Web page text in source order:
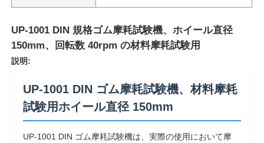
UP-1001 DIN 規格ゴム摩耗試験機、ホイール直径
150mm、回転数 40rpm の材料摩耗試験用
説明:
UP-1001 DIN ゴム摩耗試験機、材料摩耗
試験用ホイール直径 150mm
UP-1001 DIN ゴム摩耗試験機は、実際の使用において摩